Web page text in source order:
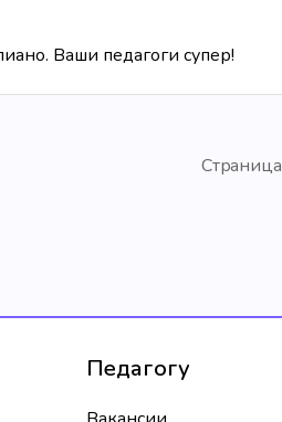
Ваши педагоги супер!
Страница
Педагогу